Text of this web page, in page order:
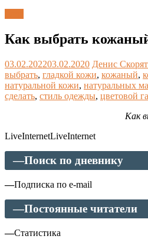
Как выбрать
03.02.202203.02.2020 Денис
выбрать, гладкой кожи, кожаный,
натуральной кожи, натуральных
сделать, стиль одежды, цветовой
Как
LiveInternetLiveInternet
—Поиск по дневнику
—Подписка по e-mail
—Постоянные читатели
—Статистика